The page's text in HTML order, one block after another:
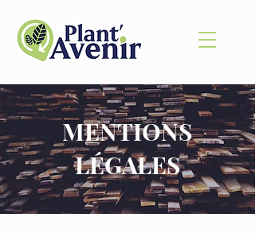
MENTIONS
LÉGALES